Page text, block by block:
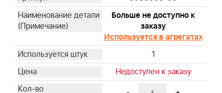
Больше не доступно к
заказу
Используется в агрегатах
1
Недоступен к заказу